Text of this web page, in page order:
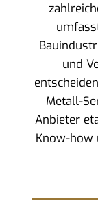
und
Metall-
Anbieter
Know-how